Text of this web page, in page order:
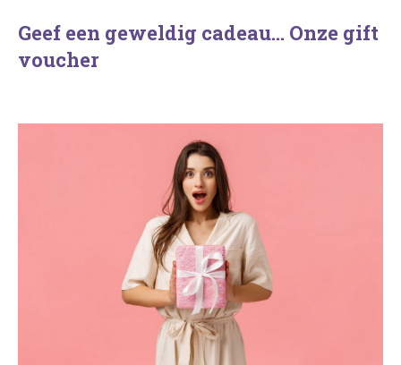
Geef een geweldig cadeau… Onze gift
voucher